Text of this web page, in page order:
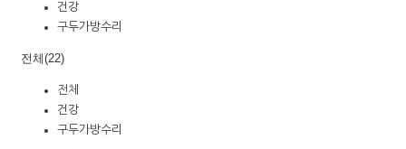
건강
구두가방수리
전체(22)
전체
건강
구두가방수리